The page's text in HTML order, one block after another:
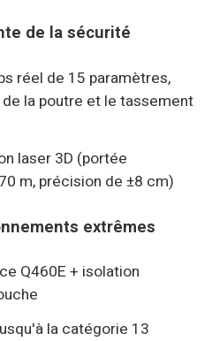
de la sécurité
réel de 15 paramètres,
la poutre et le tassement
laser 3D (portée
m, précision de ±8 cm)
extrêmes
Q460E + isolation
la catégorie 13